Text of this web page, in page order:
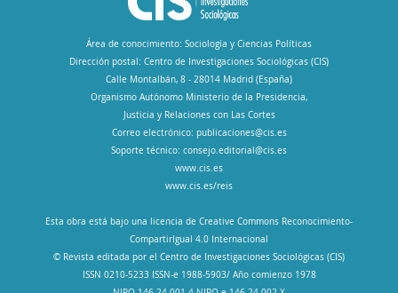
Área de conocimiento: Sociología y Ciencias Políticas
Dirección postal: Centro de Investigaciones Sociológicas (CIS)
Calle Montalbán, 8 - 28014 Madrid (España)
Organismo Autónomo Ministerio de la Presidencia,
Justicia y Relaciones con Las Cortes
Correo electrónico: publicaciones@cis.es
Soporte técnico: consejo.editorial@cis.es
www.cis.es
www.cis.es/reis
Esta obra está bajo una licencia de Creative Commons Reconocimiento-
CompartirIgual 4.0 Internacional
© Revista editada por el Centro de Investigaciones Sociológicas (CIS)
ISSN 0210-5233 ISSN-e 1988-5903/ Año comienzo 1978